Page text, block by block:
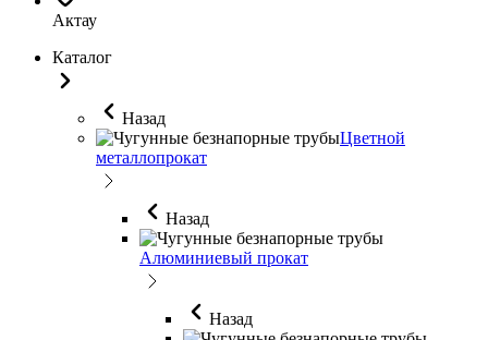
Актау
Каталог
Назад
Цветной
металлопрокат
Назад
Алюминиевый прокат
Назад